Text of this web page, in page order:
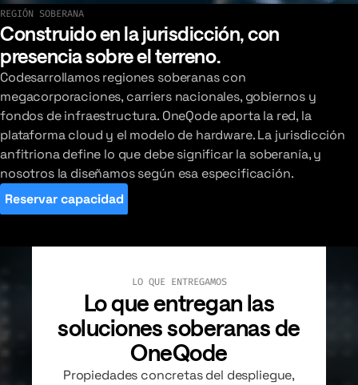
Ver nuestros últimos despliegues
REGIÓN SOBERANA
Construido en la jurisdicción, con
presencia sobre el terreno.
Codesarrollamos regiones soberanas con
megacorporaciones, carriers nacionales, gobiernos y
fondos de infraestructura. OneQode aporta la red, la
plataforma cloud y el modelo de hardware. La jurisdicción
anfitriona define lo que debe significar la soberanía, y
nosotros la diseñamos según esa especificación.
Reservar capacidad
LO QUE ENTREGAMOS
Lo que entregan las
soluciones soberanas de
OneQode
Propiedades concretas del despliegue,